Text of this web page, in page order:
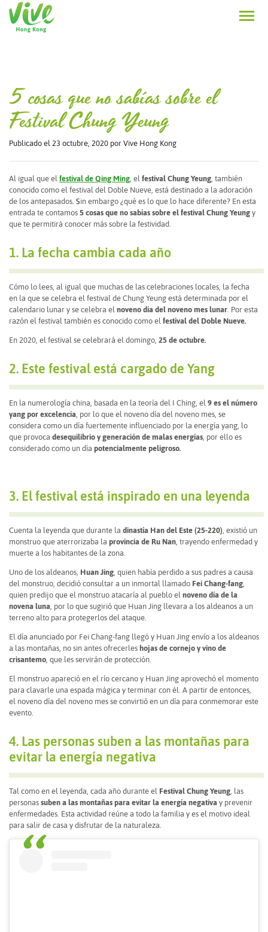
5 cosas que no sabías sobre el
Festival Chung Yeung
Publicado el 23 octubre, 2020 por Vive Hong Kong
Al igual que el festival de Qing Ming, el festival Chung Yeung, también
conocido como el festival del Doble Nueve, está destinado a la adoración
de los antepasados. Sin embargo ¿qué es lo que lo hace diferente? En esta
entrada te contamos 5 cosas que no sabías sobre el festival Chung Yeung y
que te permitirá conocer más sobre la festividad.
1. La fecha cambia cada año
Cómo lo lees, al igual que muchas de las celebraciones locales, la fecha
en la que se celebra el festival de Chung Yeung está determinada por el
calendario lunar y se celebra el noveno día del noveno mes lunar. Por esta
razón el festival también es conocido como el festival del Doble Nueve.
En 2020, el festival se celebrará el domingo, 25 de octubre.
2. Este festival está cargado de Yang
En la numerología china, basada en la teoría del I Ching, el 9 es el número
yang por excelencia, por lo que el noveno día del noveno mes, se
considera como un día fuertemente influenciado por la energía yang, lo
que provoca desequilibrio y generación de malas energías, por ello es
considerado como un día potencialmente peligroso.
3. El festival está inspirado en una leyenda
Cuenta la leyenda que durante la dinastía Han del Este (25-220), existió un
monstruo que aterrorizaba la provincia de Ru Nan, trayendo enfermedad y
muerte a los habitantes de la zona.
Uno de los aldeanos, Huan Jing, quien había perdido a sus padres a causa
del monstruo, decidió consultar a un inmortal llamado Fei Chang-fang,
quien predijo que el monstruo atacaría al pueblo el noveno día de la
novena luna, por lo que sugirió que Huan Jing llevara a los aldeanos a un
terreno alto para protegerlos del ataque.
El día anunciado por Fei Chang-fang llegó y Huan Jing envío a los aldeanos
a las montañas, no sin antes ofrecerles hojas de cornejo y vino de
crisantemo, que les servirán de protección.
El monstruo apareció en el río cercano y Huan Jing aprovechó el momento
para clavarle una espada mágica y terminar con él. A partir de entonces,
el noveno día del noveno mes se convirtió en un día para conmemorar este
evento.
4. Las personas suben a las montañas para
evitar la energía negativa
Tal como en el leyenda, cada año durante el Festival Chung Yeung, las
personas suben a las montañas para evitar la energía negativa y prevenir
enfermedades. Esta actividad reúne a todo la familia y es el motivo ideal
para salir de casa y disfrutar de la naturaleza.